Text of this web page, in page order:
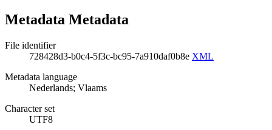
Metadata Metadata
File identifier
728428d3-b0c4-5f3c-bc95-7a910daf0b8e XML
Metadata language
Nederlands; Vlaams
Character set
UTF8